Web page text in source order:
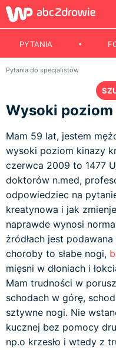
PYTANIA
Pytania do specjalistów
Wysoki poziom
Mam 59 lat, jestem
wysoki poziom kinazy
czerwca 2009 to 1477
doktorów n.med,
odpowiedziec na
kreatynowa i jak
naprawde wynosi
żródłach jest
choroby to słabe nogi,
mięsni w dłoniach i
Mam trudności w
schodach w górę,
sztywne nogi. Nie
kucznej bez pomocy
np.o krzesło i wtedy z